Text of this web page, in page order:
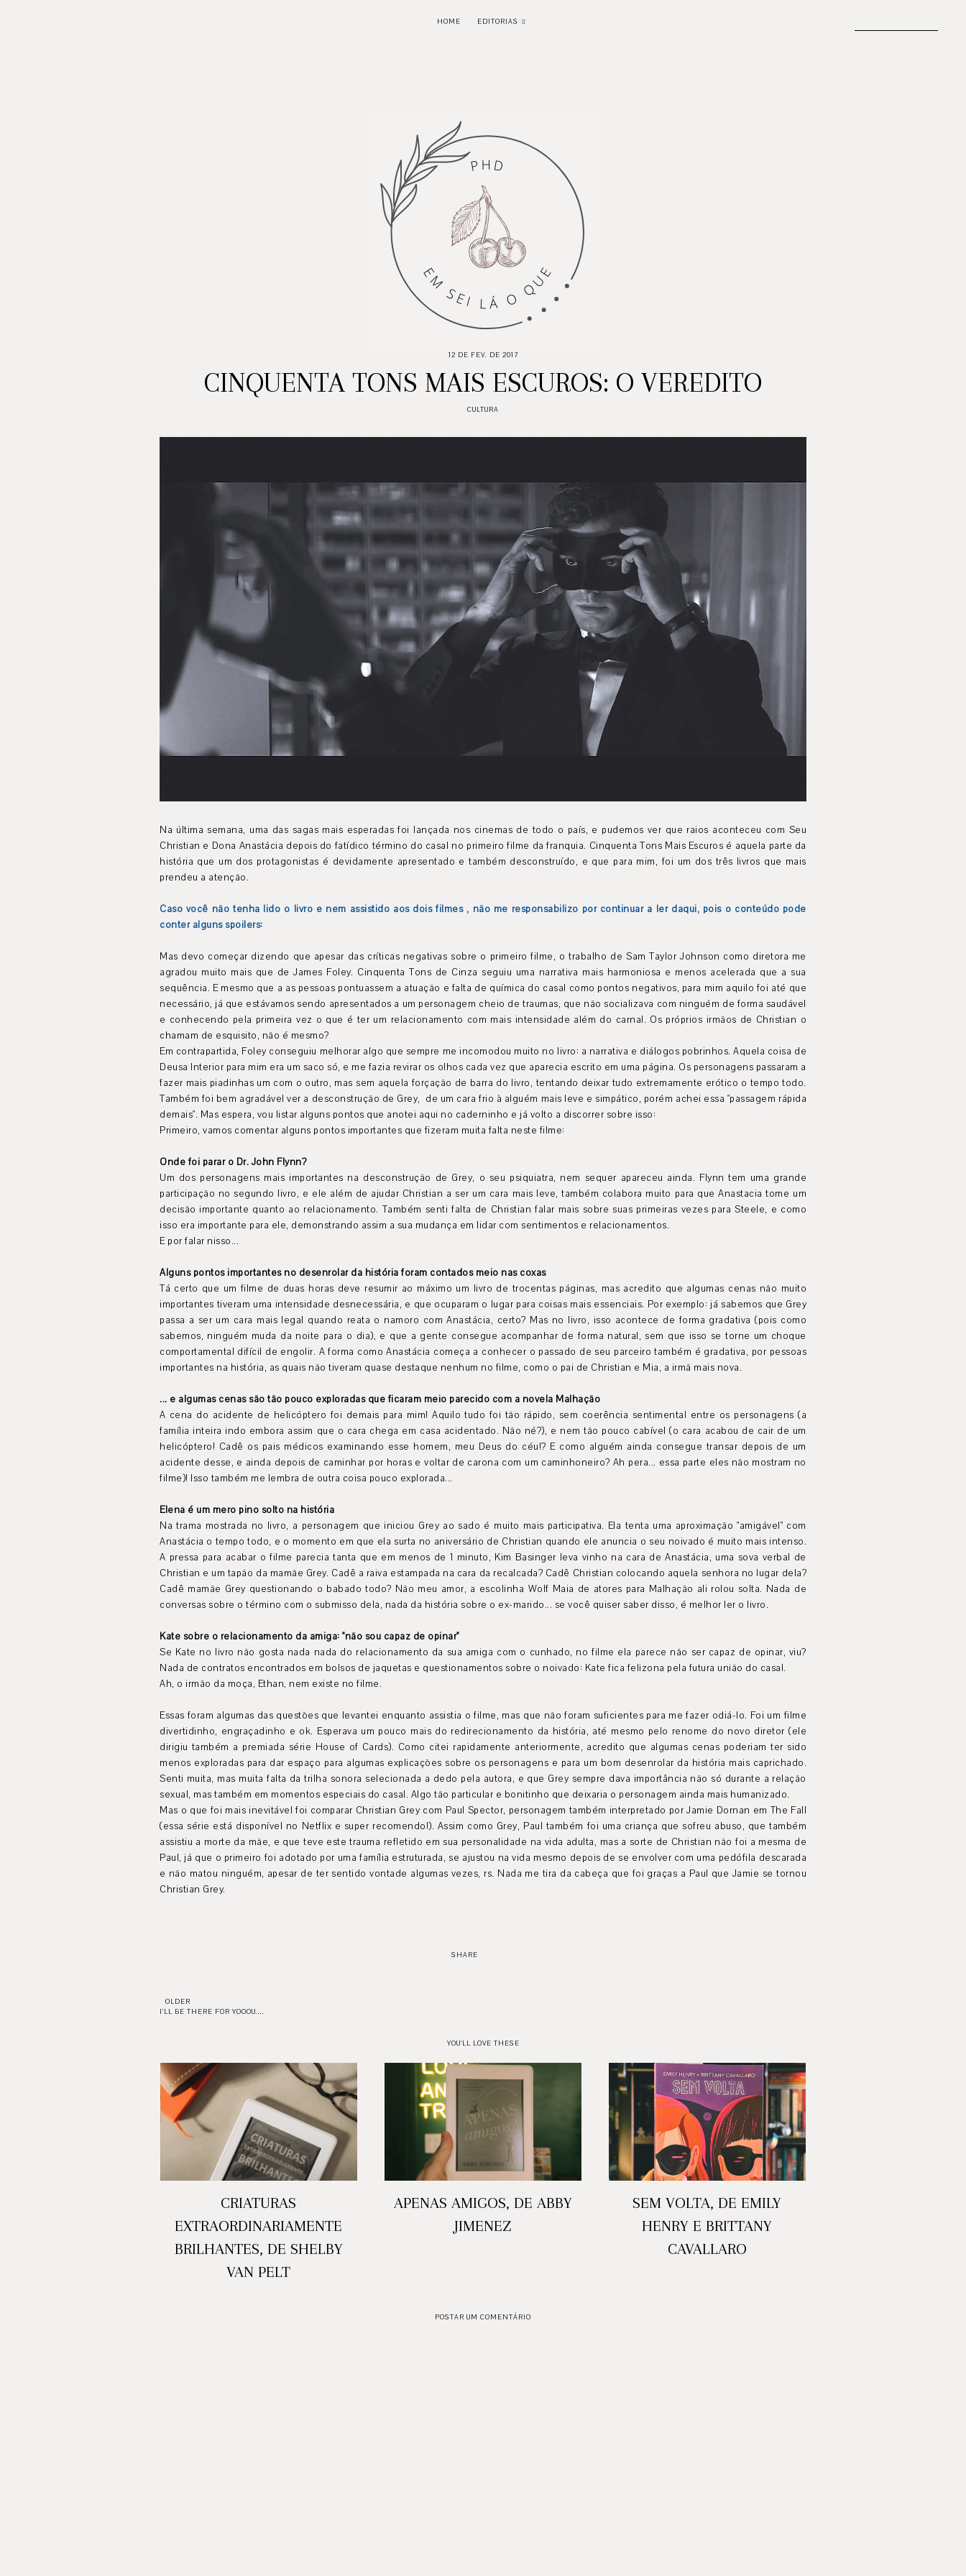
HOME EDITORIAS
12 DE FEV. DE 2017
CINQUENTA TONS MAIS ESCUROS: O VEREDITO
CULTURA
Na última semana, uma das sagas mais esperadas foi lançada nos cinemas de todo o país, e pudemos ver que raios aconteceu com Seu
Christian e Dona Anastácia depois do fatídico término do casal no primeiro filme da franquia. Cinquenta Tons Mais Escuros é aquela parte da
história que um dos protagonistas é devidamente apresentado e também desconstruído, e que para mim, foi um dos três livros que mais
prendeu a atenção.
Caso você não tenha lido o livro e nem assistido aos dois filmes , não me responsabilizo por continuar a ler daqui, pois o conteúdo pode
conter alguns spoilers:
Mas devo começar dizendo que apesar das críticas negativas sobre o primeiro filme, o trabalho de Sam Taylor Johnson como diretora me
agradou muito mais que de James Foley. Cinquenta Tons de Cinza seguiu uma narrativa mais harmoniosa e menos acelerada que a sua
sequência. E mesmo que a as pessoas pontuassem a atuação e falta de química do casal como pontos negativos, para mim aquilo foi até que
necessário, já que estávamos sendo apresentados a um personagem cheio de traumas, que não socializava com ninguém de forma saudável
e conhecendo pela primeira vez o que é ter um relacionamento com mais intensidade além do carnal. Os próprios irmãos de Christian o
chamam de esquisito, não é mesmo?
Em contrapartida, Foley conseguiu melhorar algo que sempre me incomodou muito no livro: a narrativa e diálogos pobrinhos. Aquela coisa de
Deusa Interior para mim era um saco só, e me fazia revirar os olhos cada vez que aparecia escrito em uma página. Os personagens passaram a
fazer mais piadinhas um com o outro, mas sem aquela forçação de barra do livro, tentando deixar tudo extremamente erótico o tempo todo.
Também foi bem agradável ver a desconstrução de Grey, de um cara frio à alguém mais leve e simpático, porém achei essa "passagem rápida
demais". Mas espera, vou listar alguns pontos que anotei aqui no caderninho e já volto a discorrer sobre isso:
Primeiro, vamos comentar alguns pontos importantes que fizeram muita falta neste filme:
Onde foi parar o Dr. John Flynn?
Um dos personagens mais importantes na desconstrução de Grey, o seu psiquiatra, nem sequer apareceu ainda. Flynn tem uma grande
participação no segundo livro, e ele além de ajudar Christian a ser um cara mais leve, também colabora muito para que Anastacia tome um
decisão importante quanto ao relacionamento. Também senti falta de Christian falar mais sobre suas primeiras vezes para Steele, e como
isso era importante para ele, demonstrando assim a sua mudança em lidar com sentimentos e relacionamentos.
E por falar nisso...
Alguns pontos importantes no desenrolar da história foram contados meio nas coxas
Tá certo que um filme de duas horas deve resumir ao máximo um livro de trocentas páginas, mas acredito que algumas cenas não muito
importantes tiveram uma intensidade desnecessária, e que ocuparam o lugar para coisas mais essenciais. Por exemplo: já sabemos que Grey
passa a ser um cara mais legal quando reata o namoro com Anastácia, certo? Mas no livro, isso acontece de forma gradativa (pois como
sabemos, ninguém muda da noite para o dia), e que a gente consegue acompanhar de forma natural, sem que isso se torne um choque
comportamental difícil de engolir. A forma como Anastácia começa a conhecer o passado de seu parceiro também é gradativa, por pessoas
importantes na história, as quais não tiveram quase destaque nenhum no filme, como o pai de Christian e Mia, a irmã mais nova.
... e algumas cenas são tão pouco exploradas que ficaram meio parecido com a novela Malhação
A cena do acidente de helicóptero foi demais para mim! Aquilo tudo foi tão rápido, sem coerência sentimental entre os personagens (a
família inteira indo embora assim que o cara chega em casa acidentado. Não né?), e nem tão pouco cabível (o cara acabou de cair de um
helicóptero! Cadê os pais médicos examinando esse homem, meu Deus do céu!? E como alguém ainda consegue transar depois de um
acidente desse, e ainda depois de caminhar por horas e voltar de carona com um caminhoneiro? Ah pera... essa parte eles não mostram no
filme)! Isso também me lembra de outra coisa pouco explorada...
Elena é um mero pino solto na história
Na trama mostrada no livro, a personagem que iniciou Grey ao sado é muito mais participativa. Ela tenta uma aproximação "amigável" com
Anastácia o tempo todo, e o momento em que ela surta no aniversário de Christian quando ele anuncia o seu noivado é muito mais intenso.
A pressa para acabar o filme parecia tanta que em menos de 1 minuto, Kim Basinger leva vinho na cara de Anastácia, uma sova verbal de
Christian e um tapão da mamãe Grey. Cadê a raiva estampada na cara da recalcada? Cadê Christian colocando aquela senhora no lugar dela?
Cadê mamãe Grey questionando o babado todo? Não meu amor, a escolinha Wolf Maia de atores para Malhação ali rolou solta. Nada de
conversas sobre o término com o submisso dela, nada da história sobre o ex-marido... se você quiser saber disso, é melhor ler o livro.
Kate sobre o relacionamento da amiga: "não sou capaz de opinar"
Se Kate no livro não gosta nada nada do relacionamento da sua amiga com o cunhado, no filme ela parece não ser capaz de opinar, viu?
Nada de contratos encontrados em bolsos de jaquetas e questionamentos sobre o noivado: Kate fica felizona pela futura união do casal.
Ah, o irmão da moça, Ethan, nem existe no filme.
Essas foram algumas das questões que levantei enquanto assistia o filme, mas que não foram suficientes para me fazer odiá-lo. Foi um filme
divertidinho, engraçadinho e ok. Esperava um pouco mais do redirecionamento da história, até mesmo pelo renome do novo diretor (ele
dirigiu também a premiada série House of Cards). Como citei rapidamente anteriormente, acredito que algumas cenas poderiam ter sido
menos exploradas para dar espaço para algumas explicações sobre os personagens e para um bom desenrolar da história mais caprichado.
Senti muita, mas muita falta da trilha sonora selecionada a dedo pela autora, e que Grey sempre dava importância não só durante a relação
sexual, mas também em momentos especiais do casal. Algo tão particular e bonitinho que deixaria o personagem ainda mais humanizado.
Mas o que foi mais inevitável foi comparar Christian Grey com Paul Spector, personagem também interpretado por Jamie Dornan em The Fall
(essa série está disponível no Netflix e super recomendo!). Assim como Grey, Paul também foi uma criança que sofreu abuso, que também
assistiu a morte da mãe, e que teve este trauma refletido em sua personalidade na vida adulta, mas a sorte de Christian não foi a mesma de
Paul, já que o primeiro foi adotado por uma família estruturada, se ajustou na vida mesmo depois de se envolver com uma pedófila descarada
e não matou ninguém, apesar de ter sentido vontade algumas vezes, rs. Nada me tira da cabeça que foi graças a Paul que Jamie se tornou
Christian Grey.
SHARE
OLDER
I'LL BE THERE FOR YOOOU....
YOU'LL LOVE THESE
CRIATURAS
EXTRAORDINARIAMENTE
BRILHANTES, DE SHELBY
VAN PELT
APENAS AMIGOS, DE ABBY
JIMENEZ
SEM VOLTA, DE EMILY
HENRY E BRITTANY
CAVALLARO
POSTAR UM COMENTÁRIO